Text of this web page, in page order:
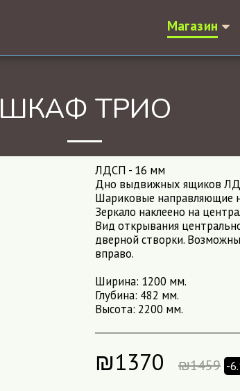
Магазин
ШКАФ ТРИО
ЛДСП - 16 мм
Дно выдвижных ящиков
Шариковые направляющие
Зеркало наклеено на
Вид открывания
дверной створки.
вправо.
Ширина: 1200 мм.
Глубина: 482 мм.
Высота: 2200 мм.
₪1370 ₪1459 -